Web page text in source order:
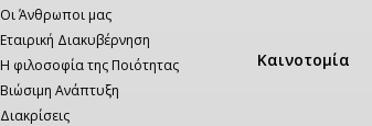
Οι Άνθρωποι μας
Εταιρική Διακυβέρνηση
Η φιλοσοφία της Ποιότητας
Βιώσιμη Ανάπτυξη
Διακρίσεις
Καινοτομία